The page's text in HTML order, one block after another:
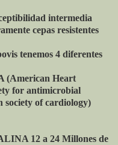
intermedia
cepas resistentes
tenemos 4 diferentes
(American Heart
for antimicrobial
society of cardiology)
12 a 24 Millones de